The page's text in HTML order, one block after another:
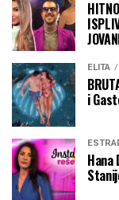
ELITA
i
Hana